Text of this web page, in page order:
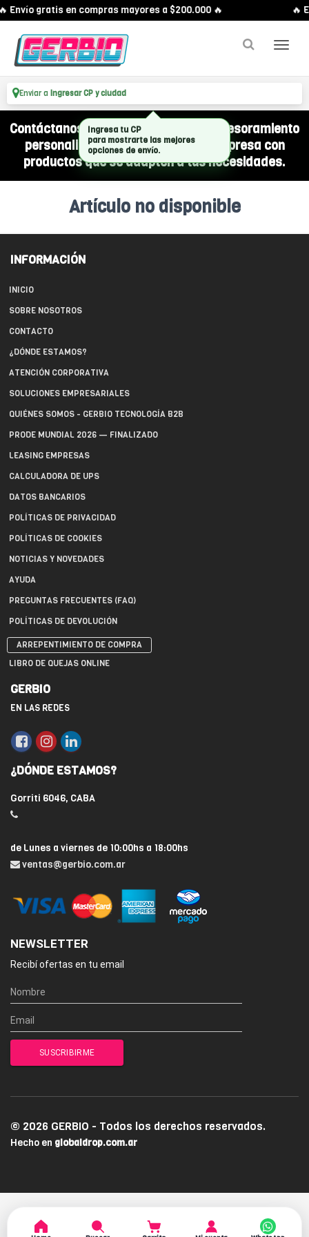
Envío gratis en compras mayores a $200.000 🔥 🔥
Enviar a Ingresar CP y ciudad
Contáctanos por WhatsApp y recibí asesoramiento
personalizado para equipar a tu empresa con
productos que se adapten a tus necesidades.
Artículo no disponible
INFORMACIÓN
INICIO
SOBRE NOSOTROS
CONTACTO
¿DÓNDE ESTAMOS?
ATENCIÓN CORPORATIVA
SOLUCIONES EMPRESARIALES
QUIÉNES SOMOS - GERBIO TECNOLOGÍA B2B
PRODE MUNDIAL 2026 — FINALIZADO
LEASING EMPRESAS
CALCULADORA DE UPS
DATOS BANCARIOS
POLÍTICAS DE PRIVACIDAD
POLÍTICAS DE COOKIES
NOTICIAS Y NOVEDADES
AYUDA
PREGUNTAS FRECUENTES (FAQ)
POLÍTICAS DE DEVOLUCIÓN
ARREPENTIMIENTO DE COMPRA
LIBRO DE QUEJAS ONLINE
GERBIO
EN LAS REDES
¿DÓNDE ESTAMOS?
Gorriti 6046, CABA
de Lunes a viernes de 10:00hs a 18:00hs
ventas@gerbio.com.ar
NEWSLETTER
Recibí ofertas en tu email
© 2026 GERBIO - Todos los derechos reservados.
Hecho en globaldrop.com.ar
Ingresa tu CP
para mostrarte las mejores
opciones de envío.